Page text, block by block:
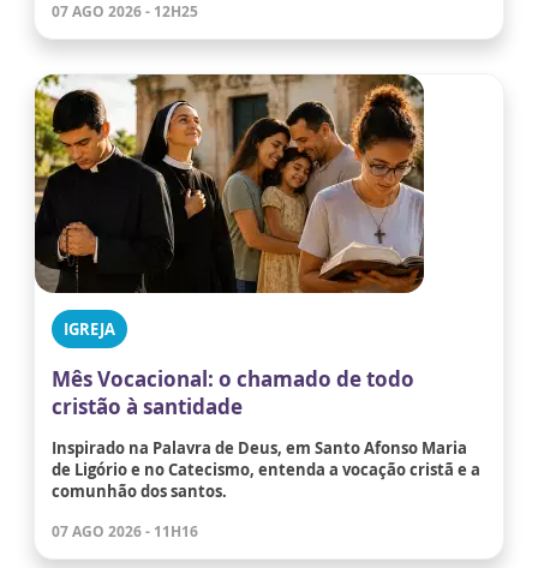
07 AGO 2026 - 12H25
IGREJA
Mês Vocacional: o chamado de todo
cristão à santidade
Inspirado na Palavra de Deus, em Santo Afonso Maria
de Ligório e no Catecismo, entenda a vocação cristã e a
comunhão dos santos.
07 AGO 2026 - 11H16